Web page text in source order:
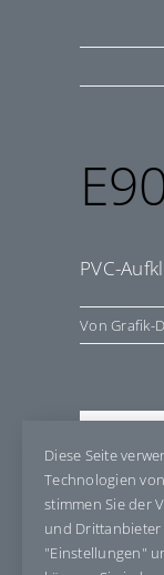
PVC-
VonGrafik-
Diese Seite
Technologien
stimmen Sie der
und
"Einstellungen"